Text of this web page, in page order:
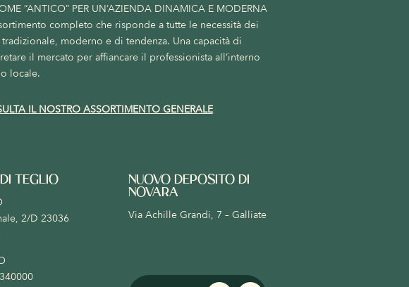
“ANTICO” PER UN’AZIENDA DINAMICA E MODERNA
completo che risponde a tutte le necessità dei
tradizionale, moderno e di tendenza. Una capacità di
il mercato per affiancare il professionista all’interno
locale.
IL NOSTRO ASSORTIMENTO GENERALE
TEGLIO
2/D 23036
NUOVO DEPOSITO DI
NOVARA
Via Achille Grandi, 7 – Galliate